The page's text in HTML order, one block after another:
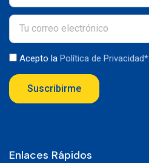
Acepto la Política de Privacidad*
Suscribirme
Enlaces Rápidos